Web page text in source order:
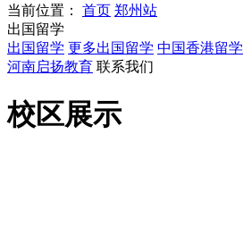
当前位置：
首页 郑州站
出国留学
出国留学 更多出国留学 中国香港留学
河南启扬教育 联系我们
校区展示